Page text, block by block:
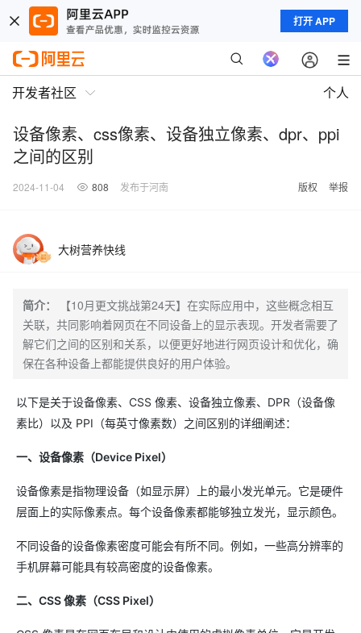
打开 APP
开发者社区 个人
设备像素、css像素、设备独立像素、dpr、ppi
之间的区别
2024-11-04 808 发布于河南 版权 举报
大树营养快线
简介：
【10月更文挑战第24天】在实际应用中，这些概念相互
关联，共同影响着网页在不同设备上的显示表现。开发者需要了
解它们之间的区别和关系，以便更好地进行网页设计和优化，确
保在各种设备上都能提供良好的用户体验。
以下是关于设备像素、CSS 像素、设备独立像素、DPR（设备像
素比）以及 PPI（每英寸像素数）之间区别的详细阐述：
一、设备像素（Device Pixel）
设备像素是指物理设备（如显示屏）上的最小发光单元。它是硬件
层面上的实际像素点。每个设备像素都能够独立发光，显示颜色。
不同设备的设备像素密度可能会有所不同。例如，一些高分辨率的
手机屏幕可能具有较高密度的设备像素。
二、CSS 像素（CSS Pixel）